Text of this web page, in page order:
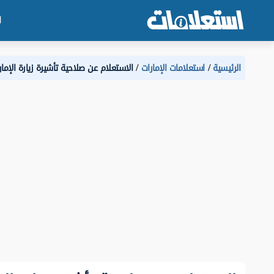
الرئيسية استعلامات الإمارات الاستعلام عن صلاحية تأشيرة زيارة